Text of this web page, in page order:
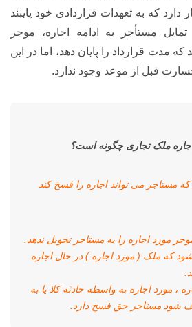
دارد که به تعهدات قراردادی خود پایبند
مستأجر به ادامه اجاره، موجر
که مدت قرارداد را پایان دهد، اما در این
قبل از موعد وجود ندارد.
ملک تجاری چگونه است؟
مستاجر می تواند اجاره را فسخ کند
مورد اجاره را به مستاجر تحویل ندهد.
که ملک ( مورد اجاره ) در حال اجاره
، مورد اجاره به واسطه حادثه کلا یا به
شود مستاجر حق فسخ دارد.